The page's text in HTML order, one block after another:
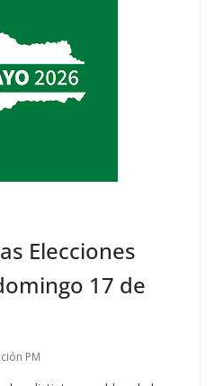
Elecciones
17 de
PM